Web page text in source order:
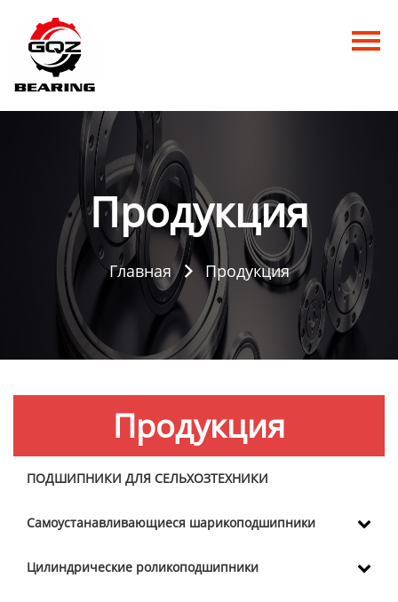
Главная
Продукция
Новости
Контакты Продукция
Главная  Продукция
Продукция
ПОДШИПНИКИ ДЛЯ СЕЛЬХОЗТЕХНИКИ
Самоустанавливающиеся шарикоподшипники
Цилиндрические роликоподшипники